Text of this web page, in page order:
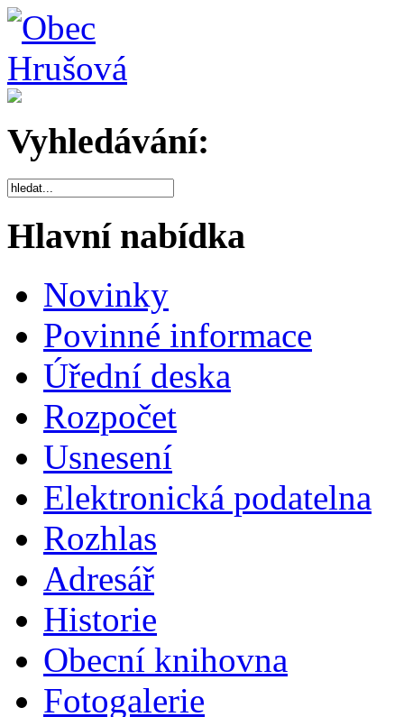
Vyhledávání:
Hlavní nabídka
Novinky
Povinné informace
Úřední deska
Rozpočet
Usnesení
Elektronická podatelna
Rozhlas
Adresář
Historie
Obecní knihovna
Fotogalerie